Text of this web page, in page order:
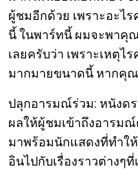
ผู้ชมอีกด้วย เพราะอะไ
นี้ ในพาร์ทนี้ ผมจะพาคุ
เลยครับว่า เพราะเหตุ
มากมายขนาดนี้ หากคุ
ปลุกอารมณ์ร่วม: หนังด
ผลให้ผู้ชมเข้าถึงอารม
มาพร้อมนักแสดงที่ทำให้
อินไปกับเรื่องราวต่างๆ